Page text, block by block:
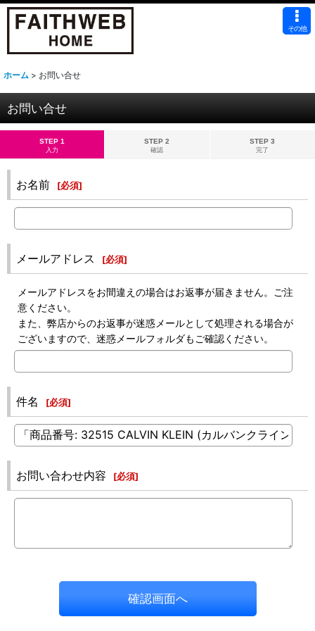
その他
ホーム > お問い合せ
お問い合せ
STEP 1
入力
STEP 2
確認
STEP 3
完了
お名前 [必須]
メールアドレス [必須]
メールアドレスをお間違えの場合はお返事が届きません。ご注
意ください。
また、弊店からのお返事が迷惑メールとして処理される場合が
ございますので、迷惑メールフォルダもご確認ください。
件名 [必須]
お問い合わせ内容 [必須]
確認画面へ